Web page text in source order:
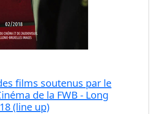
films soutenus par le
de la FWB - Long
(line up)